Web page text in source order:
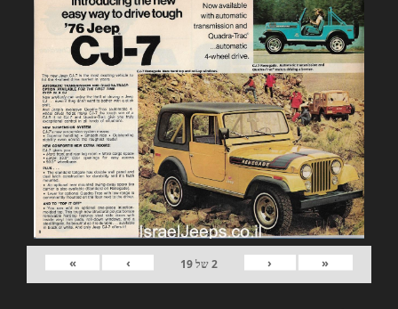
«
‹
2של19
›
»